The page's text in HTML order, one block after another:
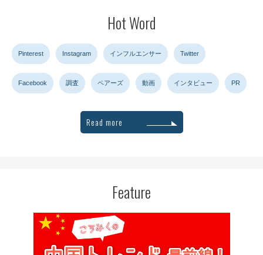
Hot Word
Pinterest Instagram インフルエンサー Twitter
Facebook 調査 ペアーズ 動画 インタビュー PR
Read more
Feature